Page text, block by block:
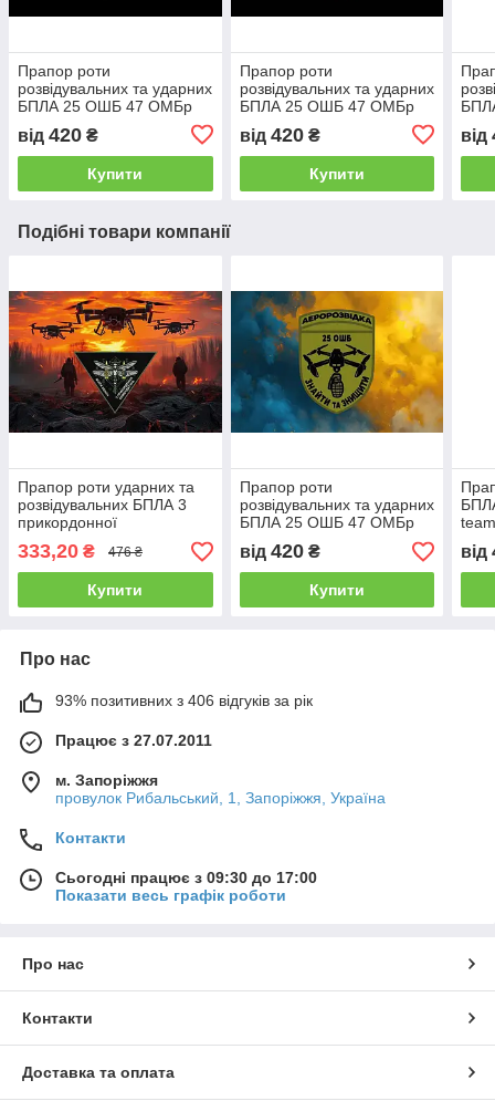
Прапор роти
розвідувальних та ударних
БПЛА 25 ОШБ 47 ОМБр
«Маґура» червоно-чорний
від 420 ₴
Купити
Прапор роти
розвідувальних та ударних
БПЛА 25 ОШБ 47 ОМБр
чорний
від 420₴
Купити
від
Подібні товари компанії
Прапор роти ударних та
розвідувальних БПЛА 3
прикордонної
комендатури ДПСУ дрони
Прапорна сітка, 1,05х0,7
м Розпродаж
333,20 ₴ 476 ₴
Купити
Прапор роти
розвідувальних та ударних
БПЛА 25 ОШБ 47 ОМБр
«Маґура» синьо-жовтий
світанок
від 420₴
Купити
від
Про нас
93% позитивних з 406 відгуків за рік
Працює з 27.07.2011
м. Запоріжжя
провулок Рибальський, 1, Запоріжжя, Україна
Контакти
Сьогодні працює з 09:30 до 17:00
Показати весь графік роботи
Про нас
Контакти
Доставка та оплата